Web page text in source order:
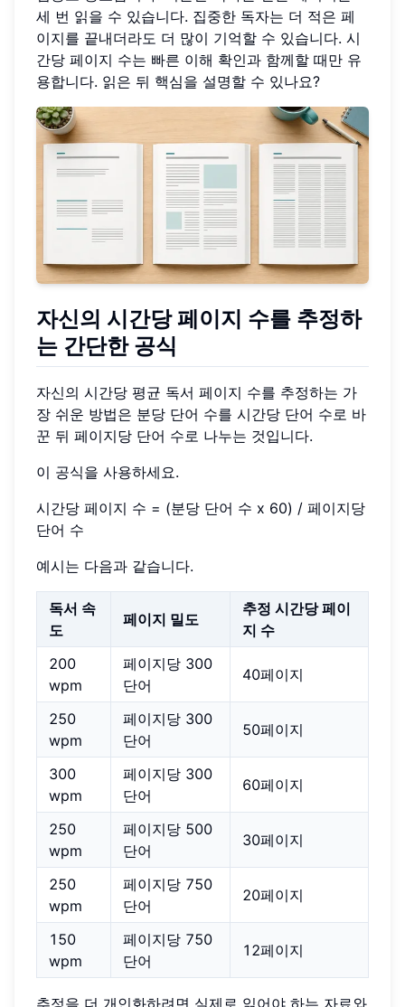
세 번 읽을 수 있습니다. 집중한 독자는 더 적은 페
이지를 끝내더라도 더 많이 기억할 수 있습니다. 시
간당 페이지 수는 빠른 이해 확인과 함께할 때만 유
용합니다. 읽은 뒤 핵심을 설명할 수 있나요?
자신의 시간당 페이지 수를 추정하
는 간단한 공식
자신의 시간당 평균 독서 페이지 수를 추정하는 가
장 쉬운 방법은 분당 단어 수를 시간당 단어 수로 바
꾼 뒤 페이지당 단어 수로 나누는 것입니다.
이 공식을 사용하세요.
시간당 페이지 수 = (분당 단어 수 x 60) / 페이지당
단어 수
예시는 다음과 같습니다.
독서 속
도
페이지 밀도
추정 시간당 페이
지 수
200
wpm
페이지당 300
단어
40페이지
250
wpm
페이지당 300
단어
50페이지
300
wpm
페이지당 300
단어
60페이지
250
wpm
페이지당 500
단어
30페이지
250
wpm
페이지당 750
단어
20페이지
150
wpm
페이지당 750
단어
12페이지